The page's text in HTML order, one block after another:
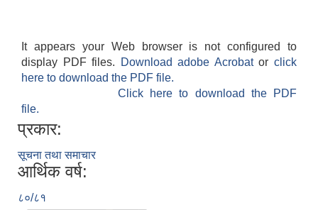
It appears your Web browser is not configured to
display PDF files.
Download adobe Acrobatorclick
here to download the PDF file.
Click here to download the PDF
file.
प्रकार:
सूचना तथा समाचार
आर्थिक वर्ष:
८०/८१